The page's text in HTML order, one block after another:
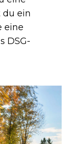
du ein
eine
DSG-